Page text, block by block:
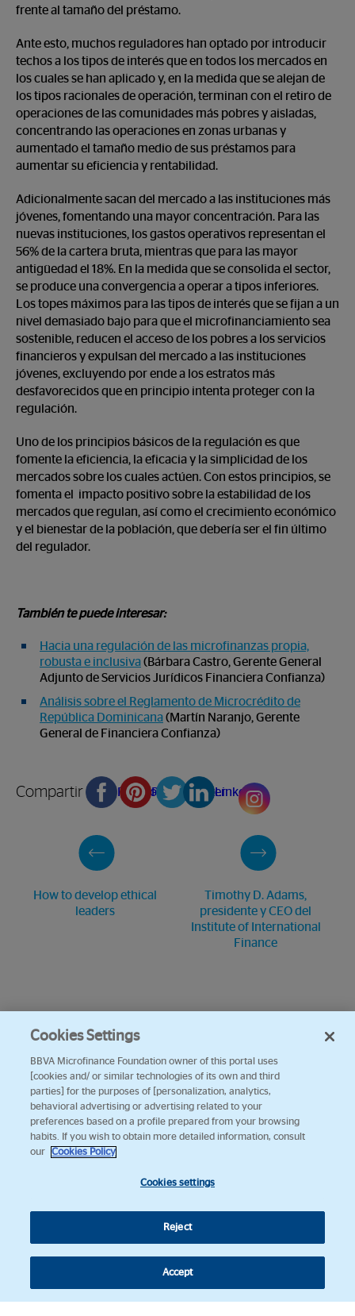
frente al tamaño del préstamo.
Ante esto, muchos reguladores han optado por introducir
techos a los tipos de interés que en todos los mercados en
los cuales se han aplicado y, en la medida que se alejan de
los tipos racionales de operación, terminan con el retiro de
operaciones de las comunidades más pobres y aisladas,
concentrando las operaciones en zonas urbanas y
aumentado el tamaño medio de sus préstamos para
aumentar su eficiencia y rentabilidad.
Adicionalmente sacan del mercado a las instituciones más
jóvenes, fomentando una mayor concentración. Para las
nuevas instituciones, los gastos operativos representan el
56% de la cartera bruta, mientras que para las mayor
antigüedad el 18%. En la medida que se consolida el sector,
se produce una convergencia a operar a tipos inferiores.
Los topes máximos para las tipos de interés que se fijan a un
nivel demasiado bajo para que el microfinanciamiento sea
sostenible, reducen el acceso de los pobres a los servicios
financieros y expulsan del mercado a las instituciones
jóvenes, excluyendo por ende a los estratos más
desfavorecidos que en principio intenta proteger con la
regulación.
Uno de los principios básicos de la regulación es que
fomente la eficiencia, la eficacia y la simplicidad de los
mercados sobre los cuales actúen. Con estos principios, se
fomenta el impacto positivo sobre la estabilidad de los
mercados que regulan, así como el crecimiento económico
y el bienestar de la población, que debería ser el fin último
del regulador.
También te puede interesar:
Hacia una regulación de las microfinanzas propia,
robusta e inclusiva(Bárbara Castro, Gerente General
Adjunto de Servicios Jurídicos Financiera Confianza)
Análisis sobre el Reglamento de Microcrédito de
República Dominicana(Martín Naranjo, Gerente
General de Financiera Confianza)
Compartir en FacebookPinterestTwitterLinkedin
How to develop ethical
leaders
Timothy D. Adams,
presidente y CEO del
Institute of International
Finance
Cookies Settings
BBVA Microfinance Foundation owner of this portal uses
[cookies and/ or similar technologies of its own and third
parties] for the purposes of [personalization, analytics,
behavioral advertising or advertising related to your
preferences based on a profile prepared from your browsing
habits. If you wish to obtain more detailed information, consult
our
Cookies Policy
Cookies settings
Reject
Accept